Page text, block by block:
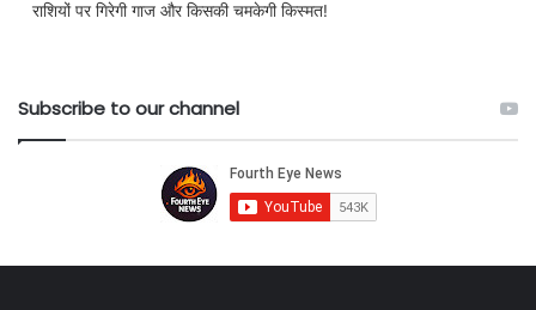
राशियों पर गिरेगी गाज और किसकी चमकेगी किस्मत!
Subscribe to our channel